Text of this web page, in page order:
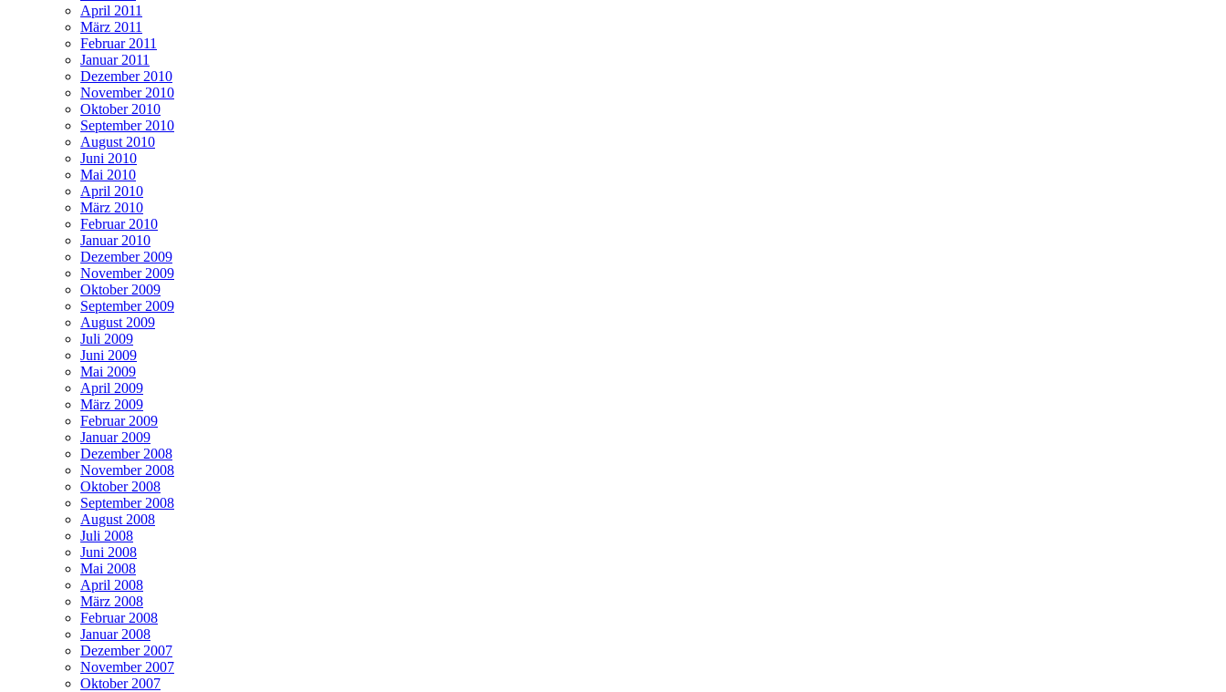
April 2011
März 2011
Februar 2011
Januar 2011
Dezember 2010
November 2010
Oktober 2010
September 2010
August 2010
Juni 2010
Mai 2010
April 2010
März 2010
Februar 2010
Januar 2010
Dezember 2009
November 2009
Oktober 2009
September 2009
August 2009
Juli 2009
Juni 2009
Mai 2009
April 2009
März 2009
Februar 2009
Januar 2009
Dezember 2008
November 2008
Oktober 2008
September 2008
August 2008
Juli 2008
Juni 2008
Mai 2008
April 2008
März 2008
Februar 2008
Januar 2008
Dezember 2007
November 2007
Oktober 2007